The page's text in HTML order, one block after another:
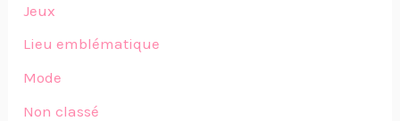
Jeux
Lieu emblématique
Mode
Non classé